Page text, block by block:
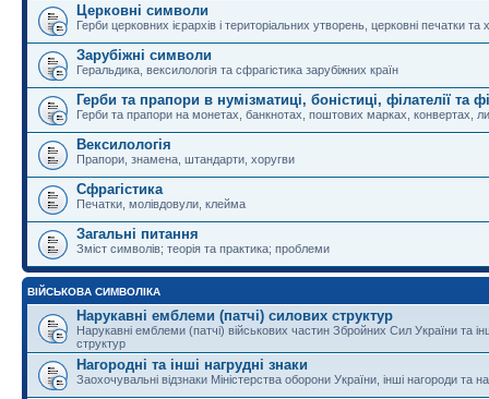
Церковні символи
Герби церковних ієрархів і територіальних утворень, церковні печатки та
Зарубіжні символи
Геральдика, вексилологія та сфрагістика зарубіжних країн
Герби та прапори в нумізматиці, боністиці, філателії та
Герби та прапори на монетах, банкнотах, поштових марках, конвертах,
Вексилологія
Прапори, знамена, штандарти, хоругви
Сфрагістика
Печатки, молівдовули, клейма
Загальні питання
Зміст символів; теорія та практика; проблеми
ВІЙСЬКОВА СИМВОЛІКА
Нарукавні емблеми (патчі) силових структур
Нарукавні емблеми (патчі) військових частин Збройних Сил України та
структур
Нагородні та інші нагрудні знаки
Заохочувальні відзнаки Міністерства оборони України, інші нагороди та